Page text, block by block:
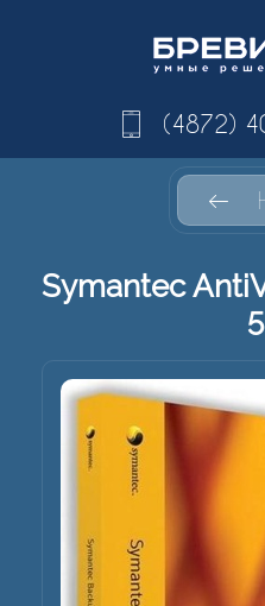
(4872)
Symantec